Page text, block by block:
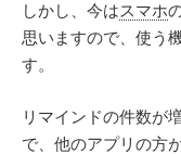
しかし、今はスマホ
思いますので、使う
す。
リマインドの件数が
で、他のアプリの方